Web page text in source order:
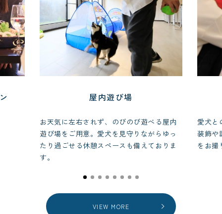
屋内遊び場
お天気に左右されず、のびのび遊べる屋内
遊び場をご用意。愛犬を見守りながらゆっ
たり過ごせる休憩スペースも備えておりま
す。
愛犬と
装飾や
をお撮
VIEW MORE